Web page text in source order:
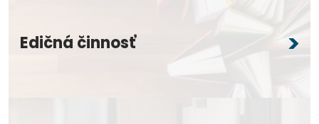
Edičná činnosť